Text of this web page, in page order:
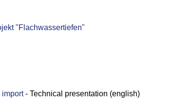
"Flachwassertiefen"
import- Technical presentation (english)